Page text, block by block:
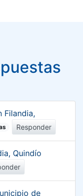
Filandia,
Responder
Quindío
de